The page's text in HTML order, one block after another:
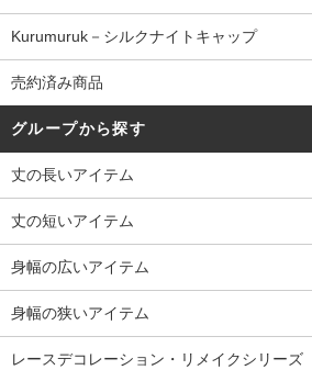
Kurumuruk－シルクナイトキャップ
売約済み商品
グループから探す
丈の長いアイテム
丈の短いアイテム
身幅の広いアイテム
身幅の狭いアイテム
レースデコレーション・リメイクシリーズ